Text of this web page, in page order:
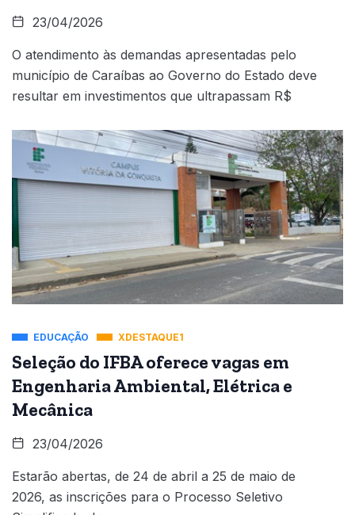
23/04/2026
O atendimento às demandas apresentadas pelo
município de Caraíbas ao Governo do Estado deve
resultar em investimentos que ultrapassam R$
EDUCAÇÃO XDESTAQUE1
Seleção do IFBA oferece vagas em
Engenharia Ambiental, Elétrica e
Mecânica
23/04/2026
Estarão abertas, de 24 de abril a 25 de maio de
2026, as inscrições para o Processo Seletivo